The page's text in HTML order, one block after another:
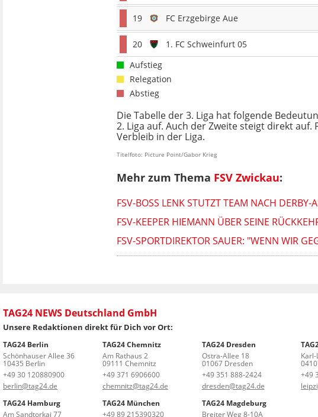
19 FC Erzgebirge Aue
20 1. FC Schweinfurt 05
Aufstieg
Relegation
Abstieg
Die Tabelle der 3. Liga hat folgende
2. Liga auf. Auch der Zweite steigt direkt
Verbleib in der Liga.
Titelfoto: Picture Point/Gabor Krieg
Mehr zum Thema FSV Zwickau:
FSV-BOSS LENK STUTZT TEAM NACH
FSV-KEEPER HIEMANN ÜBER SEINE
FSV-SPORTDIREKTOR SAUER: "WENN WIR
TAG24 NEWS Deutschland GmbH
Unsere Redaktionen direkt für Dich vor Ort:
TAG24 Berlin
Schönhauser Allee 36
10435 Berlin
+49 30 120880900
berlin@tag24.de
TAG24 Chemnitz
Am Rathaus 2
09111 Chemnitz
+49 371 6906600
chemnitz@tag24.de
TAG24 Dresden
Ostra-Allee 18
01067 Dresden
+49 351 888-2424
dresden@tag24.de
+49
TAG24 Hamburg
Am Sandtorkai 77
TAG24 München
+49 89 215390320
TAG24 Magdeburg
Breiter Weg 8-10A